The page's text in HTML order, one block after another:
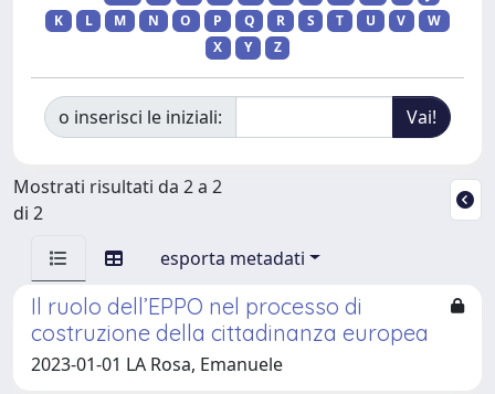
K
L M N O P Q R S T U V
W
X
Y Z
o inserisci le iniziali:
Mostrati risultati da 2 a 2
di 2
esporta metadati
Il ruolo dell’EPPO nel processo di
costruzione della cittadinanza europea
2023-01-01 LA Rosa, Emanuele